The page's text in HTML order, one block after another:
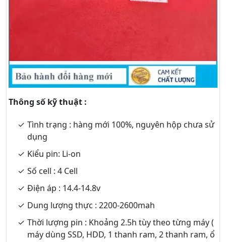
Thông số kỹ thuật :
Tình trạng : hàng mới 100%, nguyên hộp chưa sử
dụng
Kiểu pin: Li-on
Số cell : 4 Cell
Điện áp : 14.4-14.8v
Dung lượng thực : 2200-2600mah
Thời lượng pin : Khoảng 2.5h tùy theo từng máy (
máy dùng SSD, HDD, 1 thanh ram, 2 thanh ram, ổ